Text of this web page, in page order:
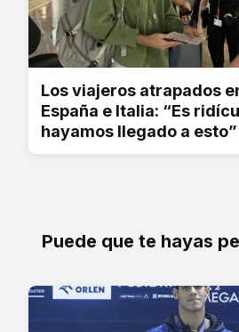
Los viajeros atrapados
España e Italia: “Es
hayamos llegado a esto”
Puede que te hayas